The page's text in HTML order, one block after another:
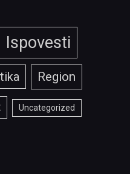
Ispovesti
Region
Uncategorized